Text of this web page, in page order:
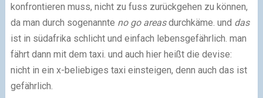
konfrontieren muss, nicht zu fuss zurückgehen zu können,
da man durch sogenannte no go areasdurchkäme. und das
ist in südafrika schlicht und einfach lebensgefährlich. man
fährt dann mit dem taxi. und auch hier heißt die devise:
nicht in ein x-beliebiges taxi einsteigen, denn auch das ist
gefährlich.